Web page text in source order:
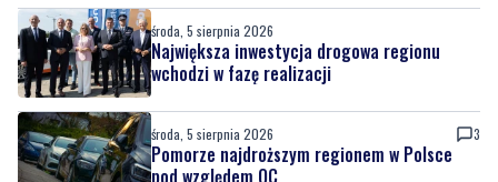
środa, 5 sierpnia 2026
Największa inwestycja drogowa regionu
wchodzi w fazę realizacji
środa, 5 sierpnia 2026 3
Pomorze najdroższym regionem w Polsce
pod względem OC